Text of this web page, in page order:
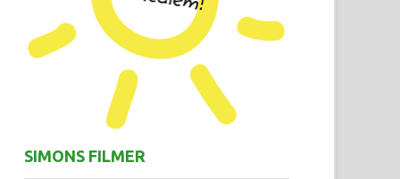
SIMONS FILMER